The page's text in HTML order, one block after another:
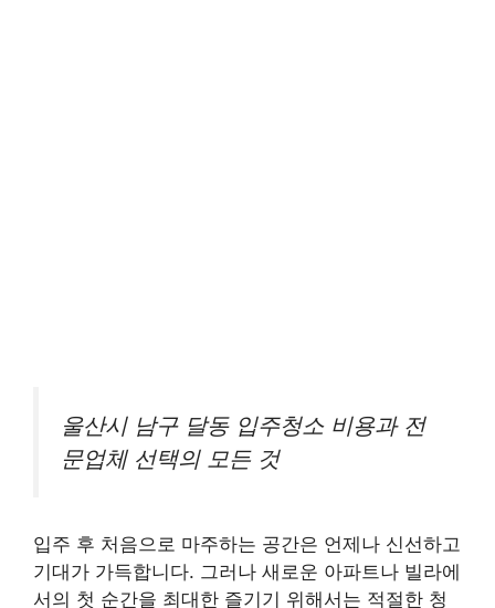
울산시 남구 달동 입주청소 비용과 전
문업체 선택의 모든 것
입주 후 처음으로 마주하는 공간은 언제나 신선하고
기대가 가득합니다. 그러나 새로운 아파트나 빌라에
서의 첫 순간을 최대한 즐기기 위해서는 적절한 청